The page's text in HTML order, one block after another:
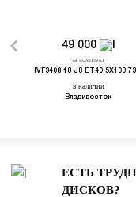
49 000
за комплект
IVF3408 18 J8 ET40 5X100
в наличии
Владивосток
ЕСТЬ
ДИСКОВ?